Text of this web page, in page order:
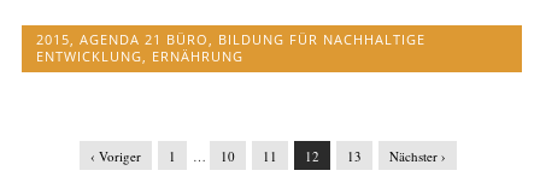
2015 ,AGENDA 21 BÜRO
BILDUNG FÜR NACHHALTIGE
ENTWICKLUNG
ERNÄHRUNG
‹ Voriger 1 … 10 11 12 13 Nächster ›